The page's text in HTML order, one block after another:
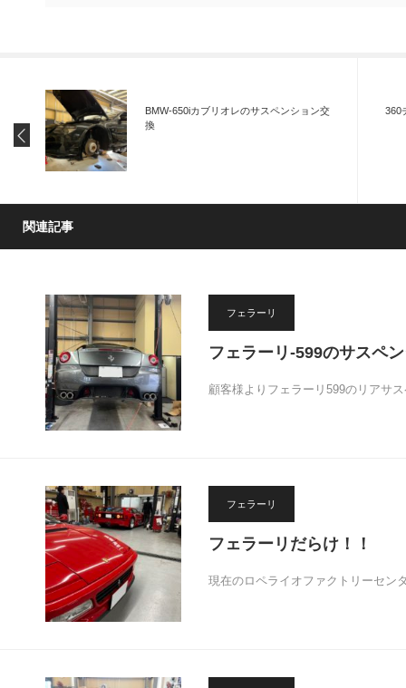
BMW-650iカブリオレのサスペンション交
換
360
関連記事
フェラーリ
フェラーリ-599のサスペ
顧客様よりフェラーリ599のリアサ
フェラーリ
フェラーリだらけ！！
現在のロペライオファクトリーセ